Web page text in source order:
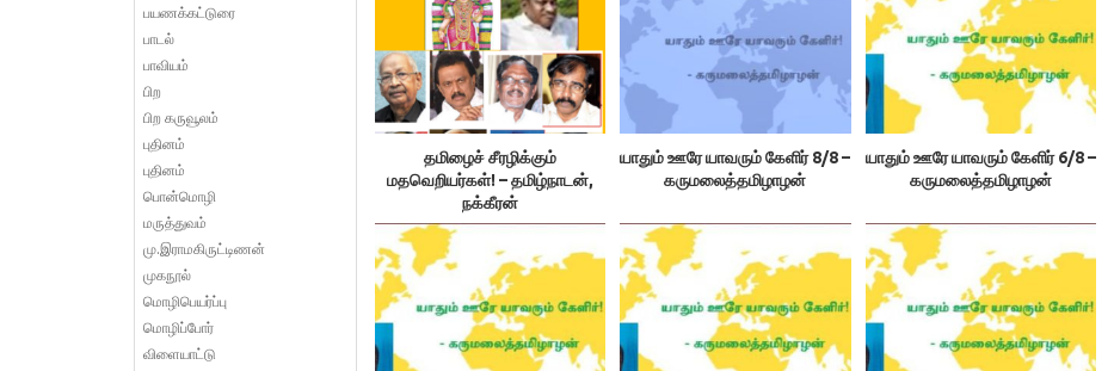
தமிழைச் சீரழிக்கும்
மதவெறியர்கள்! – தமிழ்நாடன்,
நக்கீரன்
யாதும் ஊரே யாவரும் கேளிர் 8/8 –
கருமலைத்தமிழாழன்
யாதும் ஊரே யாவரும் கேளிர் 6/8 –
கருமலைத்தமிழாழன்
பயணக்கட்டுரை
பாடல்
பாவியம்
பிற
பிற கருவூலம்
புதினம்
புதினம்
பொன்மொழி
மருத்துவம்
மு.இராமகிருட்டிணன்
முகநூல்
மொழிபெயர்ப்பு
மொழிப்போர்
விளையாட்டு